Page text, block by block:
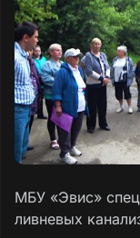
МБУ «Эвис»
ливневых